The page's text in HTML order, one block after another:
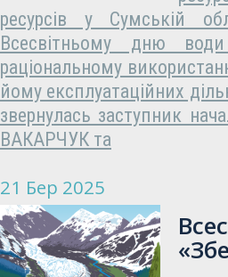
ресурсів у Сумській
Всесвітньому дню
раціональному
йому експлуатаційних
звернулась заступник
ВАКАРЧУК та
21 Бер 2025